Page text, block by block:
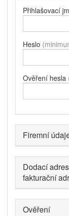
Přihlašovací
Heslo
Ověření hesla
Firemní
Dodací
fakturační
Ověření